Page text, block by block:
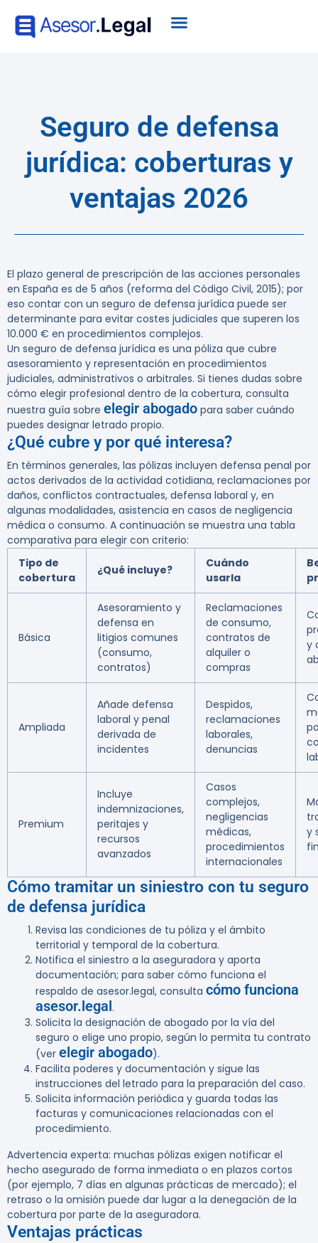
Seguro de defensa
jurídica: coberturas y
ventajas 2026
El plazo general de prescripción de las acciones personales
en España es de 5 años (reforma del Código Civil, 2015); por
eso contar con un seguro de defensa jurídica puede ser
determinante para evitar costes judiciales que superen los
10.000 € en procedimientos complejos.
Un seguro de defensa jurídica es una póliza que cubre
asesoramiento y representación en procedimientos
judiciales, administrativos o arbitrales. Si tienes dudas sobre
cómo elegir profesional dentro de la cobertura, consulta
nuestra guía sobre elegir abogado para saber cuándo
puedes designar letrado propio.
¿Qué cubre y por qué interesa?
En términos generales, las pólizas incluyen defensa penal por
actos derivados de la actividad cotidiana, reclamaciones por
daños, conflictos contractuales, defensa laboral y, en
algunas modalidades, asistencia en casos de negligencia
médica o consumo. A continuación se muestra una tabla
comparativa para elegir con criterio:
Tipo de
cobertura
¿Qué incluye?
Cuándo
usarla
Básica
Asesoramiento y
defensa en
litigios comunes
(consumo,
contratos)
Reclamaciones
de consumo,
contratos de
alquiler o
compras
y
Ampliada
Añade defensa
laboral y penal
derivada de
incidentes
Despidos,
reclamaciones
laborales,
denuncias
Premium
Incluye
indemnizaciones,
peritajes y
recursos
avanzados
Casos
complejos,
negligencias
médicas,
procedimientos
internacionales
y
Cómo tramitar un siniestro con tu seguro
de defensa jurídica
Revisa las condiciones de tu póliza y el ámbito
territorial y temporal de la cobertura.
Notifica el siniestro a la aseguradora y aporta
documentación; para saber cómo funciona el
respaldo de asesor.legal, consulta cómo funciona
asesor.legal.
Solicita la designación de abogado por la vía del
seguro o elige uno propio, según lo permita tu contrato
(ver elegir abogado).
Facilita poderes y documentación y sigue las
instrucciones del letrado para la preparación del caso.
Solicita información periódica y guarda todas las
facturas y comunicaciones relacionadas con el
procedimiento.
Advertencia experta: muchas pólizas exigen notificar el
hecho asegurado de forma inmediata o en plazos cortos
(por ejemplo, 7 días en algunas prácticas de mercado); el
retraso o la omisión puede dar lugar a la denegación de la
cobertura por parte de la aseguradora.
Ventajas prácticas